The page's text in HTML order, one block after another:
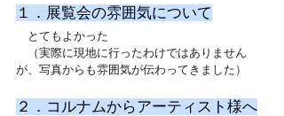
１．展覧会の雰囲気について
とてもよかった
（実際に現地に行ったわけではありません
が、写真からも雰囲気が伝わってきました）
２．コルナムからアーティスト様へ